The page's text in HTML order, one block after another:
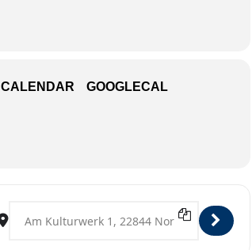
CALENDAR GOOGLECAL
Destination Address - Norderstedt [ISzJA4Mqe]